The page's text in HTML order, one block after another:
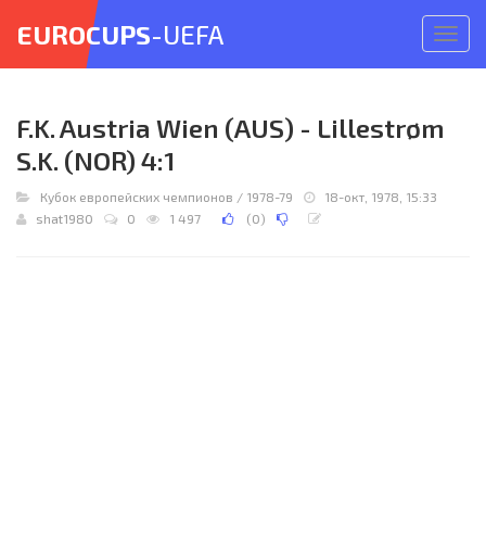
меню
EUROCUPS-UEFA
F.K. Austria Wien (AUS) - Lillestrøm
S.K. (NOR) 4:1
Кубок европейских чемпионов / 1978-79
18-окт, 1978, 15:33
shat1980
0 1 497 (0)